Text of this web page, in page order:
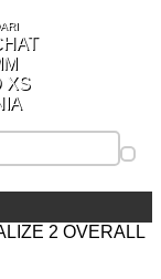
2 OVERALL